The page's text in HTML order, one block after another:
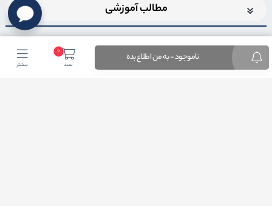
ناموجود - به من اطلاع بده 0
سبد بیشتر
مطالب آموزشی